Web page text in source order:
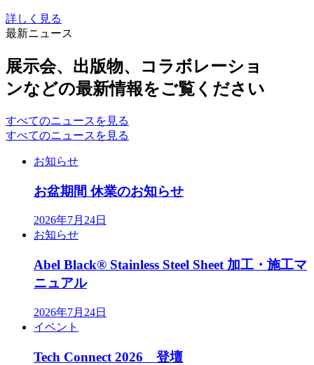
詳しく見る
最新ニュース
展示会、出版物、コラボレーショ
ンなどの最新情報をご覧ください
すべてのニュースを見る
すべてのニュースを見る
お知らせ
お盆期間 休業のお知らせ
2026年7月24日
お知らせ
Abel Black® Stainless Steel Sheet 加工・施工マ
ニュアル
2026年7月24日
イベント
Tech Connect 2026 登壇